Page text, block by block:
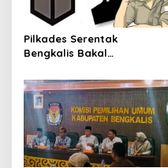
o
s
Pilkades Serentak
Bengkalis Bakal
2027